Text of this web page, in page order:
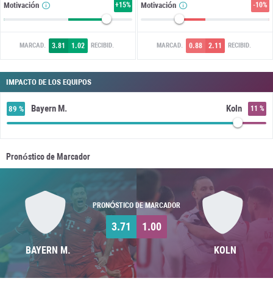
Motivación +15%
MARCAD. 3.81 1.02 RECIBID.
Motivación -10%
MARCAD. 0.88 2.11 RECIBID.
IMPACTO DE LOS EQUIPOS
89 % Bayern M. Koln 11 %
Pronóstico de Marcador
BAYERN M.
PRONÓSTICO DE MARCADOR
3.71 1.00
KOLN